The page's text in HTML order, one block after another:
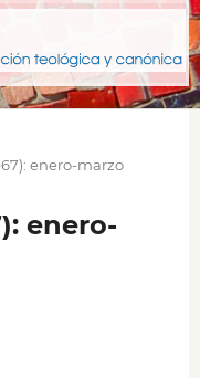
enero-marzo
enero-